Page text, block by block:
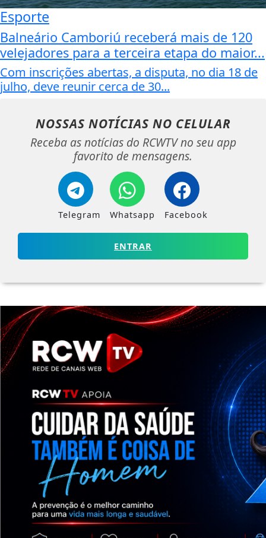
Esporte
Balneário Camboriú receberá mais de 120
velejadores para a terceira etapa do maior...
Com inscrições abertas, a disputa, no dia 18 de
julho, deve reunir cerca de 30...
NOSSAS NOTÍCIAS NO CELULAR
Receba as notícias do RCWTV no seu app
favorito de mensagens.
Telegram Whatsapp Facebook
ENTRAR